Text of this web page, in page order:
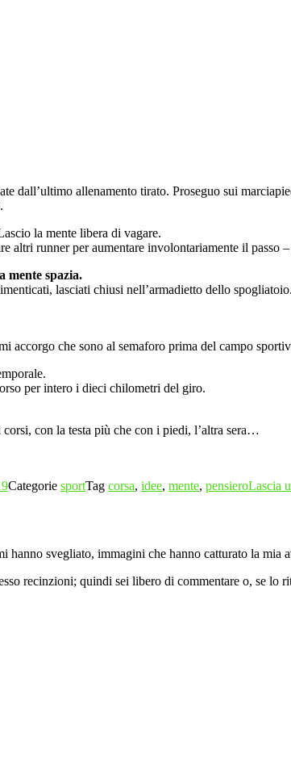
dall’ultimo allenamento tirato. Proseguo sui
la mente libera di vagare.
altri runner per aumentare involontariamente il
mente spazia.
lasciati chiusi nell’armadietto dello
che sono al semaforo prima del campo
per intero i dieci chilometri del giro.
con la testa più che con i piedi, l’altra sera…
Categorie sportTag corsa, idee, mente, pensieroLascia
hanno svegliato, immagini che hanno catturato la
recinzioni; quindi sei libero di commentare o, se lo